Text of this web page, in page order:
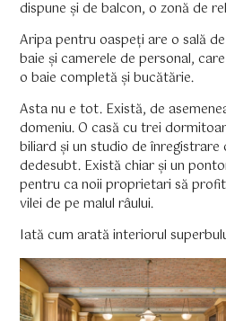
dispune și de balcon, o zonă de
Aripa pentru oaspeți are o sală
baie și camerele de personal,
o baie completă și bucătărie.
Asta nu e tot. Există, de
domeniu. O casă cu trei
biliard și un studio de înregistrare
dedesubt. Există chiar și un
pentru ca noii proprietari să
vilei de pe malul râului.
Iată cum arată interiorul